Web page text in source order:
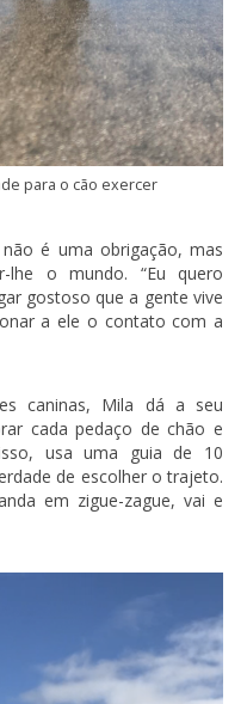
para o cão exercer
é uma obrigação, mas
lhe o mundo. “Eu quero
gostoso que a gente vive
a ele o contato com a
caninas, Mila dá a seu
cada pedaço de chão e
usa uma guia de 10
de escolher o trajeto.
em zigue-zague, vai e